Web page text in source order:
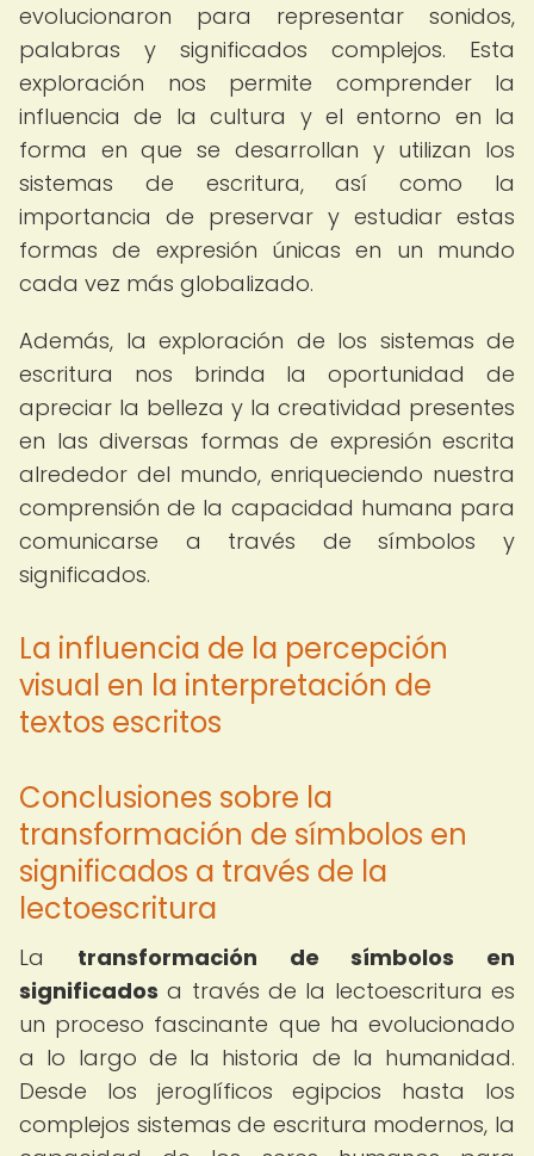
evolucionaron para representar sonidos,
palabras y significados complejos. Esta
exploración nos permite comprender la
influencia de la cultura y el entorno en la
forma en que se desarrollan y utilizan los
sistemas de escritura, así como la
importancia de preservar y estudiar estas
formas de expresión únicas en un mundo
cada vez más globalizado.
Además, la exploración de los sistemas de
escritura nos brinda la oportunidad de
apreciar la belleza y la creatividad presentes
en las diversas formas de expresión escrita
alrededor del mundo, enriqueciendo nuestra
comprensión de la capacidad humana para
comunicarse a través de símbolos y
significados.
La influencia de la percepción
visual en la interpretación de
textos escritos
Conclusiones sobre la
transformación de símbolos en
significados a través de la
lectoescritura
La transformación de símbolos en
significados a través de la lectoescritura es
un proceso fascinante que ha evolucionado
a lo largo de la historia de la humanidad.
Desde los jeroglíficos egipcios hasta los
complejos sistemas de escritura modernos, la